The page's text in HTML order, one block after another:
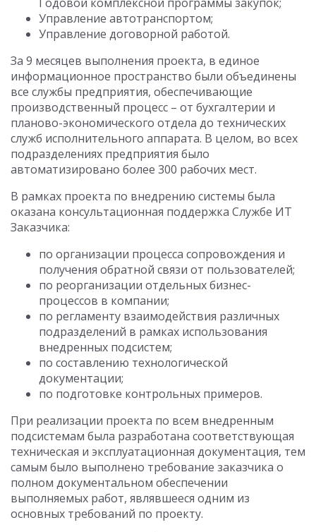
Управление автотранспортом;
Управление договорной работой.
За 9 месяцев выполнения проекта, в единое
информационное пространство были объединены
все службы предприятия, обеспечивающие
производственный процесс – от бухгалтерии и
планово-экономического отдела до технических
служб исполнительного аппарата. В целом, во всех
подразделениях предприятия было
автоматизировано более 300 рабочих мест.
В рамках проекта по внедрению системы была
оказана консультационная поддержка Службе ИТ
Заказчика:
по организации процесса сопровождения и
получения обратной связи от пользователей;
по реорганизации отдельных бизнес-
процессов в компании;
по регламенту взаимодействия различных
подразделений в рамках использования
внедренных подсистем;
по составлению технологической
документации;
по подготовке контрольных примеров.
При реализации проекта по всем внедренным
подсистемам была разработана соответствующая
техническая и эксплуатационная документация, тем
самым было выполнено требование заказчика о
полном документальном обеспечении
выполняемых работ, являвшееся одним из
основных требований по проекту.